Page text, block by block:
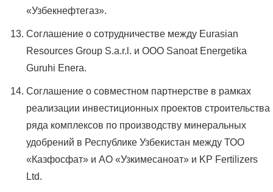
«Узбекнефтегаз».
Соглашение о сотрудничестве между Eurasian
Resources Group S.a.r.l. и ООО Sanoat Energetika
Guruhi Enera.
Соглашение о совместном партнерстве в рамках
реализации инвестиционных проектов строительства
ряда комплексов по производству минеральных
удобрений в Республике Узбекистан между ТОО
«Казфосфат» и АО «Узкимесаноат» и KP Fertilizers
Ltd.